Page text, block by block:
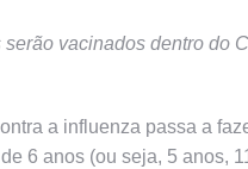
vacinados dentro do
a influenza passa a
6 anos (ou seja, 5 anos,